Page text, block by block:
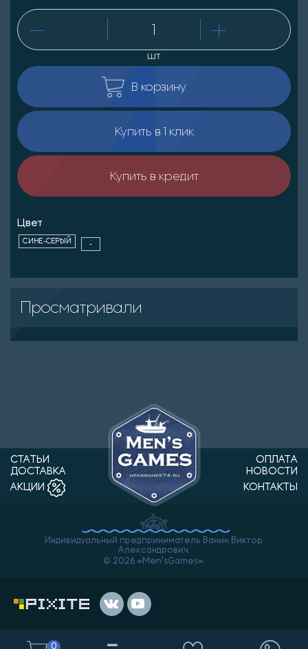
шт
В корзину
Купить в 1 клик
Купить в кредит
Цвет
СИНЕ-СЕРЫЙ -
Просматривали
СТАТЬИ
ОПЛАТА
ДОСТАВКА
НОВОСТИ
АКЦИИ
КОНТАКТЫ
Индивидуальный предприниматель Ванин Виктор
Александрович.
© 2026 «Men'sGames».
0